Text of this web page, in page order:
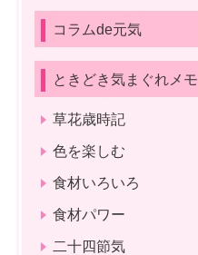
コラムde元気
ときどき気まぐれメモ
草花歳時記
色を楽しむ
食材いろいろ
食材パワー
二十四節気